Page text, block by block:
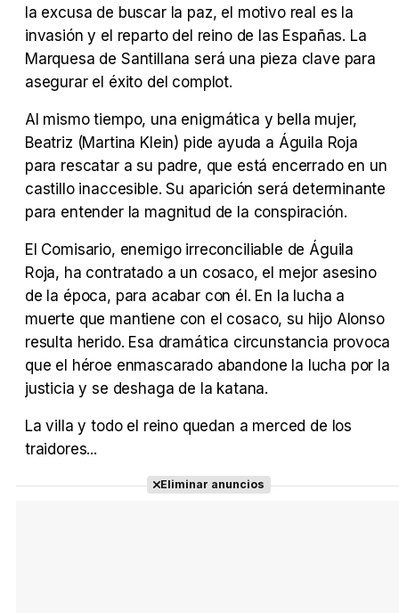
la excusa de buscar la paz, el motivo real es la
invasión y el reparto del reino de las Españas. La
Marquesa de Santillana será una pieza clave para
asegurar el éxito del complot.
Al mismo tiempo, una enigmática y bella mujer,
Beatriz (Martina Klein) pide ayuda a Águila Roja
para rescatar a su padre, que está encerrado en un
castillo inaccesible. Su aparición será determinante
para entender la magnitud de la conspiración.
El Comisario, enemigo irreconciliable de Águila
Roja, ha contratado a un cosaco, el mejor asesino
de la época, para acabar con él. En la lucha a
muerte que mantiene con el cosaco, su hijo Alonso
resulta herido. Esa dramática circunstancia provoca
que el héroe enmascarado abandone la lucha por la
justicia y se deshaga de la katana.
La villa y todo el reino quedan a merced de los
traidores...
Eliminar anuncios